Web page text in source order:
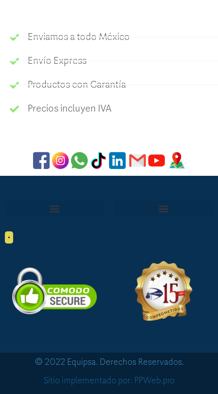
Enviamos a todo México
Envío Express
Productos con Garantía
Precios incluyen IVA
•
© 2022 Equipsa. Derechos Reservados.
Sitio implementado por: PPWeb.pro